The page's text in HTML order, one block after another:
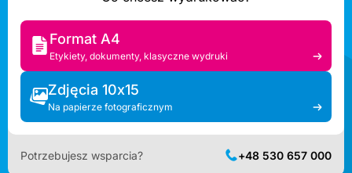
Format A4
Etykiety, dokumenty, klasyczne wydruki
Zdjęcia 10x15
Na papierze fotograficznym
Potrzebujesz wsparcia? +48 530 657 000